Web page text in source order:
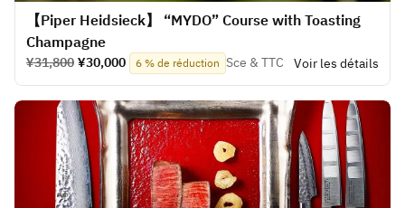
【Piper Heidsieck】 “MYDO” Course with Toasting
Champagne
¥31,800 ¥30,000 6 % de réduction Sce & TTC Voir les détails